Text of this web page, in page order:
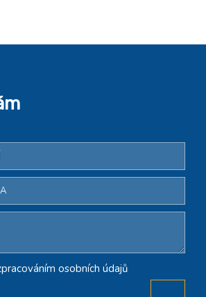
osobních údajů